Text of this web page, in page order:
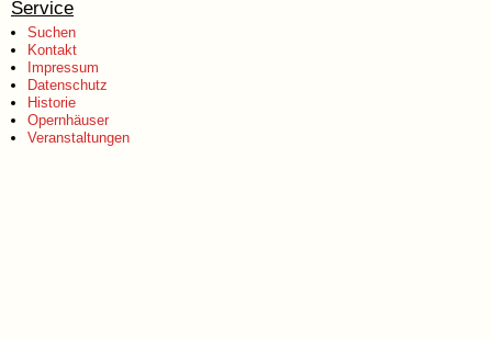
Service
Suchen
Kontakt
Impressum
Datenschutz
Historie
Opernhäuser
Veranstaltungen